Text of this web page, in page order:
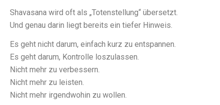
Shavasana wird oft als „Totenstellung“ übersetzt.
Und genau darin liegt bereits ein tiefer Hinweis.
Es geht nicht darum, einfach kurz zu entspannen.
Es geht darum, Kontrolle loszulassen.
Nicht mehr zu verbessern.
Nicht mehr zu leisten.
Nicht mehr irgendwohin zu wollen.